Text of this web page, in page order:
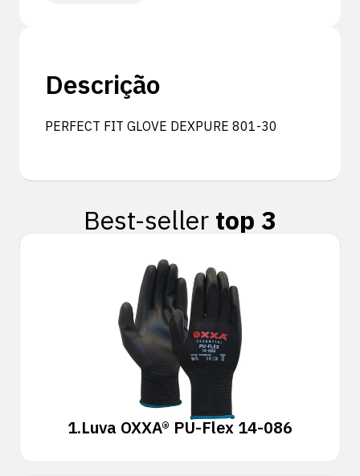
Descrição
PERFECT FIT GLOVE DEXPURE 801-30
Best-seller top 3
1.Luva OXXA® PU-Flex 14-086